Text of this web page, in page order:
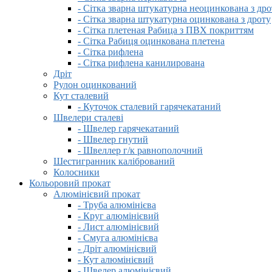
- Сітка зварна штукатурна неоцинкована з
- Сітка зварна штукатурна оцинкована з дроту
- Сітка плетеная Рабица з ПВХ покриттям
- Сітка Рабиця оцинкована плетена
- Сітка рифлена
- Сітка рифлена канилирована
Дріт
Рулон оцинкований
Кут сталевий
- Куточок сталевий гарячекатаний
Швелери сталеві
- Швелер гарячекатаний
- Швелер гнутий
- Швеллер г/к равнополочний
Шестигранник калібрований
Колосники
Кольоровий прокат
Алюмінієвий прокат
- Труба алюмінієва
- Круг алюмінієвий
- Лист алюмінієвий
- Смуга алюмінієва
- Дріт алюмінієвий
- Кут алюмінієвий